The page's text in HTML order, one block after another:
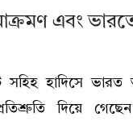
এবং
সহিহ হাদিসে ভারত
দিয়ে